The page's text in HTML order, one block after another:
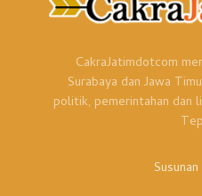
CakraJatimdotcom
Surabaya dan Jawa
politik, pemerintahan dan